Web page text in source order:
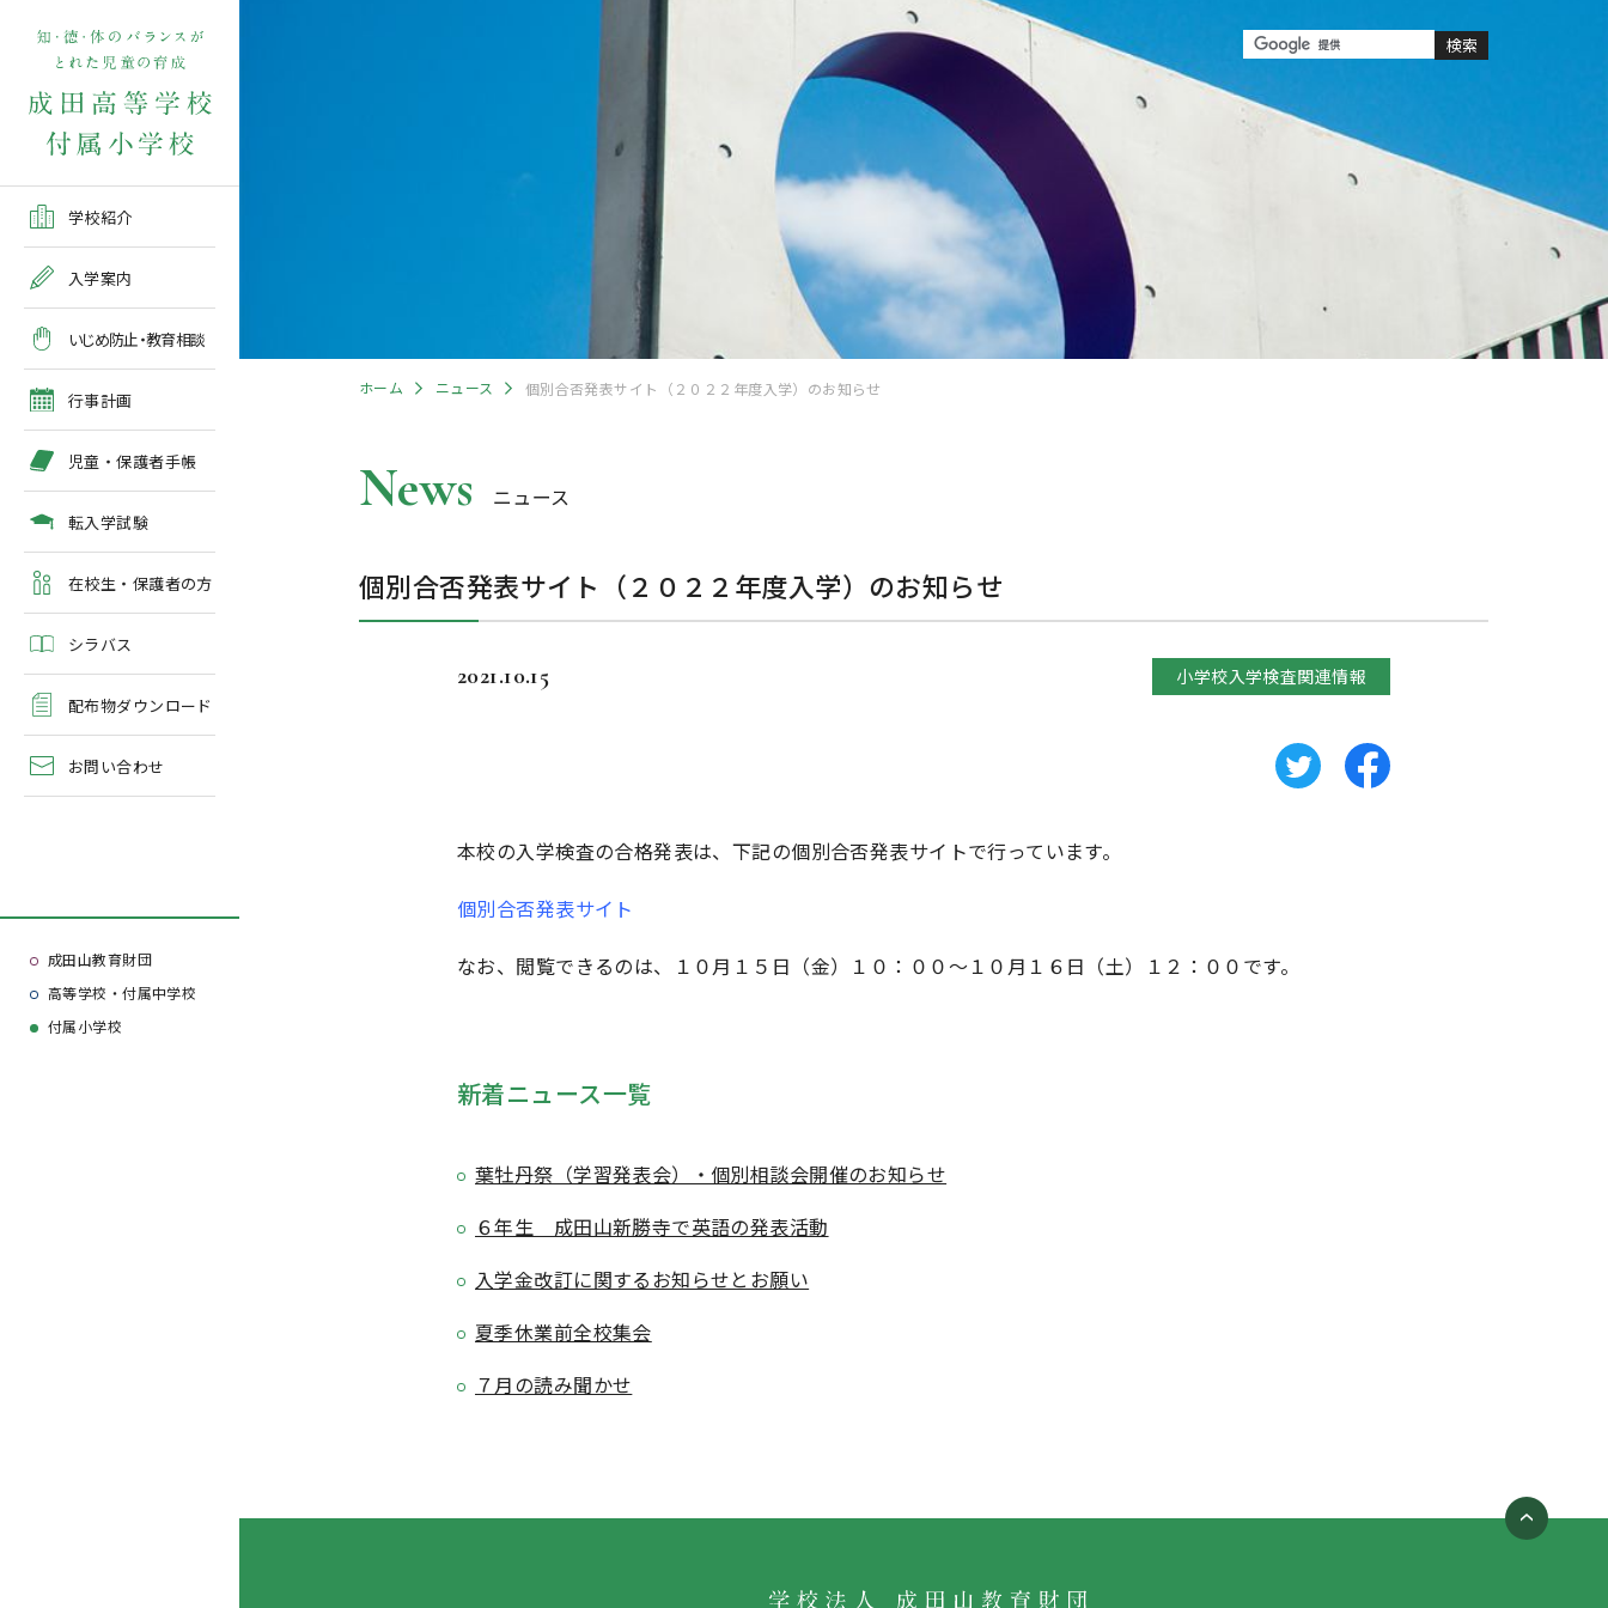
学校紹介
教育課程
年間行事
施設紹介
アクセスマップ
よくある質問
入学案内
募集要項
出願方法
入学検査
入学検査関係行事等の呼
びかけ
学校案内・資料請求
いじめ防止・教育相談
行事計画
５月の行事予定
６月の行事予定
７月・８月の行事予定
児童・保護者手帳
転入学試験
在校生・保護者の方
緊急時・警報発令時の対
処について
臨時休校等の特別措置に
シラバス
配布物ダウンロード
お問い合わせ
成田山教育財団
高等学校・付属中学校
付属小学校
ホーム ニュース 個別合否発表サイト（２０２２年度入学）のお知らせ
News ニュース
個別合否発表サイト（２０２２年度入学）のお知らせ
2021.10.15 小学校入学検査関連情報
本校の入学検査の合格発表は、下記の個別合否発表サイトで行っています。
個別合否発表サイト
なお、閲覧できるのは、１０月１５日（金）１０：００～１０月１６日（土）１２：００です。
新着ニュース一覧
葉牡丹祭（学習発表会）・個別相談会開催のお知らせ
６年生 成田山新勝寺で英語の発表活動
入学金改訂に関するお知らせとお願い
夏季休業前全校集会
７月の読み聞かせ